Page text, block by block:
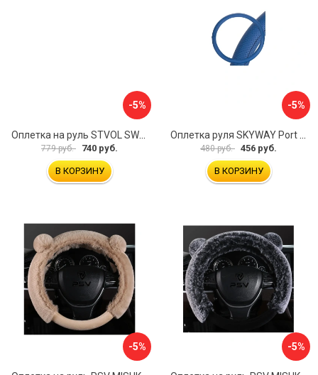
-5%
779 руб. 740 руб.
В КОРЗИНУ
-5%
480 руб. 456 руб.
В КОРЗИНУ
-5% -5%